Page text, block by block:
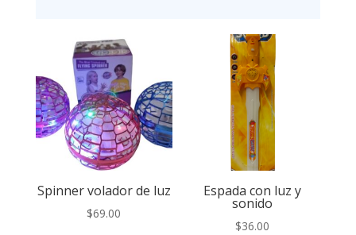
Spinner volador de luz
$69.00
Espada con luz y
sonido
$36.00